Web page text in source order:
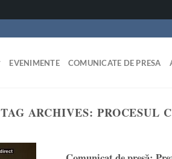
EVENIMENTE COMUNICATE DE PRESA
TAG ARCHIVES: PROCESUL